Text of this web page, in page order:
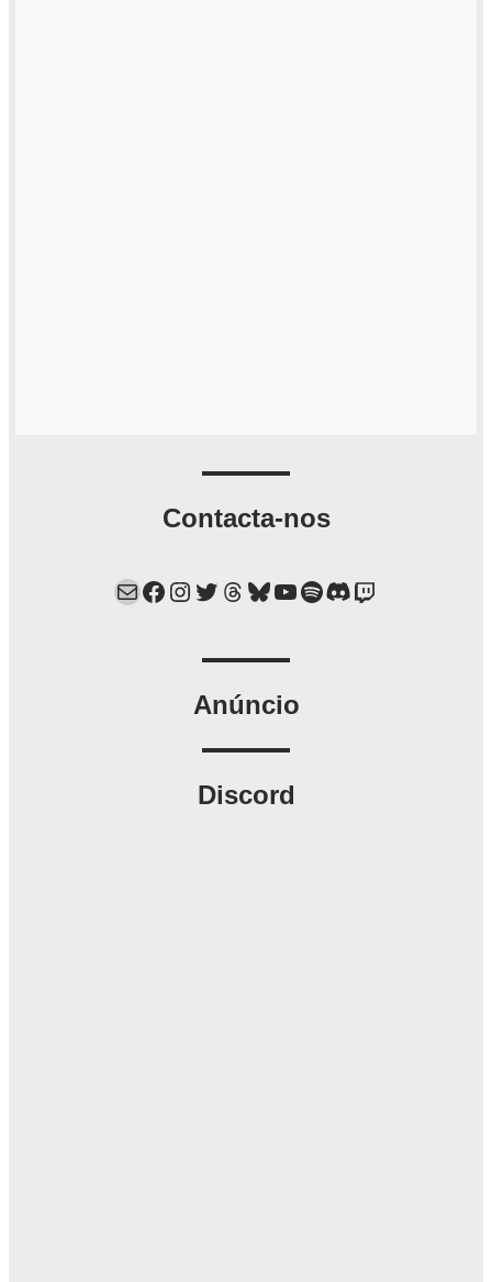
Contacta-nos
Mail Facebook Instagram Twitter Threads Bluesky YouTube Spotify Discord Twitch
Anúncio
Discord